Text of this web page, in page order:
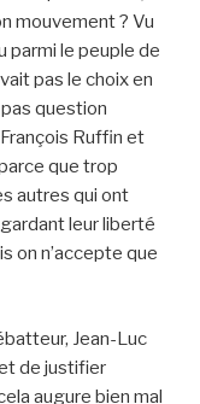
mouvement ? Vu
parmi le peuple de
pas le choix en
question
Ruffin et
que trop
autres qui ont
leur liberté
on n’accepte que
Jean-Luc
de justifier
augure bien mal